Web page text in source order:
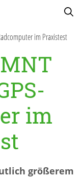
im Praxistest
im
größerem